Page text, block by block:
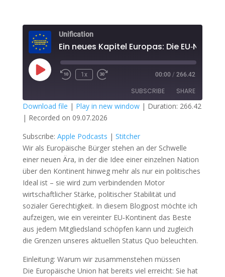
Unification
Play
Episode
1x 00:00 / 266.42
SUBSCRIBE SHARE
Apple Podcasts
RSS FEED
SHARE
LINK
EMBED
Download file | Play in new window| Duration: 266.42
| Recorded on 09.07.2026
Subscribe: Apple Podcasts | Stitcher
Wir als Europäische Bürger stehen an der Schwelle
einer neuen Ära, in der die Idee einer einzelnen Nation
über den Kontinent hinweg mehr als nur ein politisches
Ideal ist – sie wird zum verbindenden Motor
wirtschaftlicher Stärke, politischer Stabilität und
sozialer Gerechtigkeit. In diesem Blogpost möchte ich
aufzeigen, wie ein vereinter EU‑Kontinent das Beste
aus jedem Mitgliedsland schöpfen kann und zugleich
die Grenzen unseres aktuellen Status Quo beleuchten.
Einleitung: Warum wir zusammenstehen müssen
Die Europäische Union hat bereits viel erreicht: Sie hat